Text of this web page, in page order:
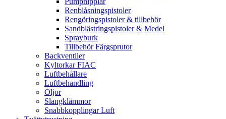
Renblåsningspistoler
Rengöringspistoler & tillbehör
Sandblästringspistoler & Medel
Sprayburk
Tillbehör Färgsprutor
Backventiler
Kyltorkar FIAC
Luftbehållare
Luftbehandling
Oljor
Slangklämmor
Snabbkopplingar Luft